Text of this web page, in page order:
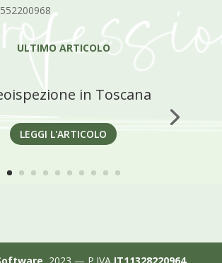
ULTIMO ARTICOLO
in Toscana
LEGGI L'ARTICOLO